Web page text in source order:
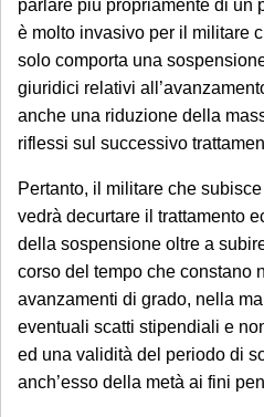
parlare più propriamente di un
è molto invasivo per il militare
solo comporta una
giuridici relativi
anche una riduzione della
riflessi sul successivo
Pertanto, il militare che
vedrà decurtare il trattamento
della sospensione oltre a
corso del tempo che constano
avanzamenti di grado, nella
eventuali scatti stipendiali e
ed una validità del periodo di
anch’esso della metà ai fini